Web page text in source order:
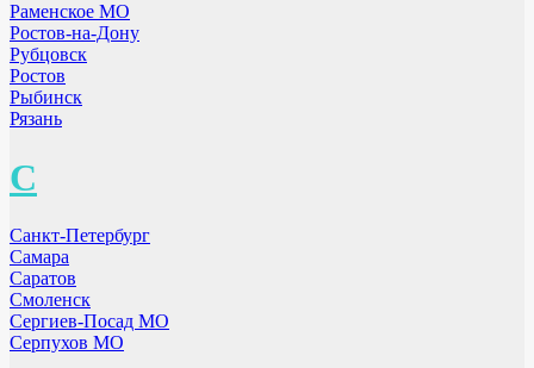
Раменское МО
Ростов-на-Дону
Рубцовск
Ростов
Рыбинск
Рязань
С
Санкт-Петербург
Самара
Саратов
Смоленск
Сергиев-Посад МО
Серпухов МО